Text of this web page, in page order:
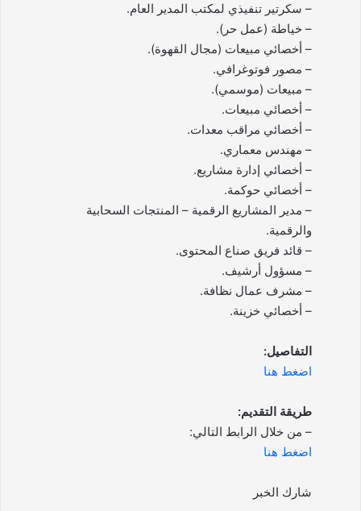
– سكرتير تنفيذي لمكتب المدير العام.
– خياطة (عمل حر).
– أخصائي مبيعات (مجال القهوة).
– مصور فوتوغرافي.
– مبيعات (موسمي).
– أخصائي مبيعات.
– أخصائي مراقب معدات.
– مهندس معماري.
– أخصائي إدارة مشاريع.
– أخصائي حوكمة.
– مدير المشاريع الرقمية – المنتجات السحابية
والرقمية.
– قائد فريق صناع المحتوى.
– مسؤول أرشيف.
– مشرف عمال نظافة.
– أخصائي خزينة.
التفاصيل:
اضغط هنا
طريقة التقديم:
– من خلال الرابط التالي:
اضغط هنا
شارك الخبر